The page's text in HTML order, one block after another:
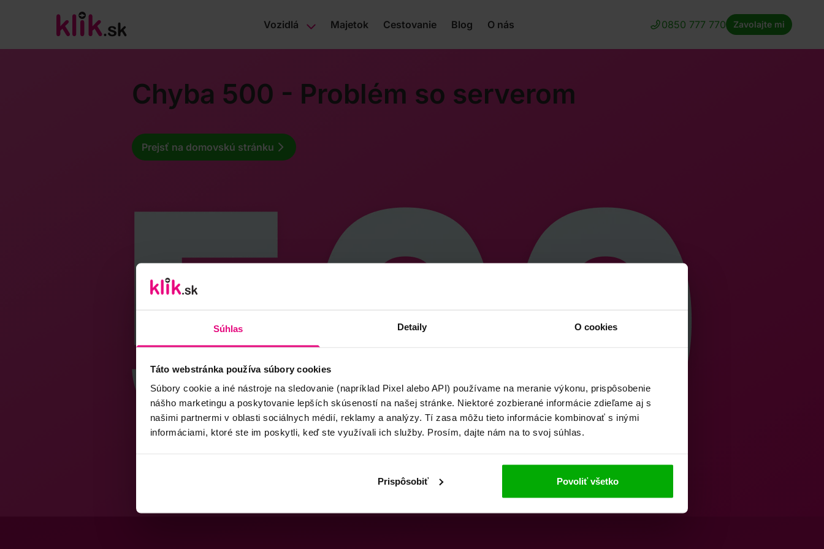
Súhlas Detaily O cookies
Táto webstránka používa súbory cookies
Súbory cookie a iné nástroje na sledovanie (napríklad Pixel alebo API) používame na meranie výkonu, prispôsobenie
nášho marketingu a poskytovanie lepších skúseností na našej stránke. Niektoré zozbierané informácie zdieľame aj s
našimi partnermi v oblasti sociálnych médií, reklamy a analýzy. Tí zasa môžu tieto informácie kombinovať s inými
informáciami, ktoré ste im poskytli, keď ste využívali ich služby. Prosím, dajte nám na to svoj súhlas.
Prispôsobiť Povoliť všetko
Vozidlá Majetok Cestovanie Blog O nás 0850 777 770 Zavolajte mi
Chyba 500 - Problém so serverom
Prejsť na domovskú stránku